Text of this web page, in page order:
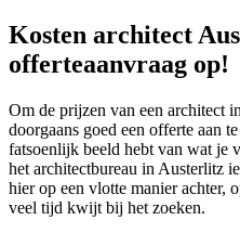
Kosten architect
offerteaanvraag op!
Om de prijzen van een architect
doorgaans goed een offerte aan
fatsoenlijk beeld hebt van wat je
het architectbureau in Austerlitz
hier op een vlotte manier achter,
veel tijd kwijt bij het zoeken.